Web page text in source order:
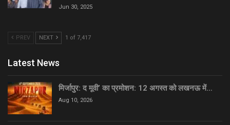
Jun 30, 2025
PREV NEXT 1 of 7,417
Latest News
मिर्जापुर: द मूवी’ का प्रमोशन: 12 अगस्त को लखनऊ में…
Aug 10, 2026